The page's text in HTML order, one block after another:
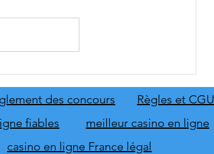
de son extension Homme
d'honneur
Règles et CGU
des concours
meilleur casino en ligne
fiables
casino en ligne France légal